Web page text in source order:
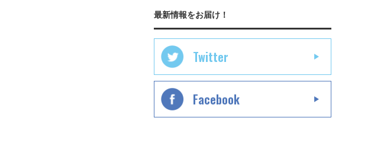
最新情報をお届け！
Twitter
Facebook